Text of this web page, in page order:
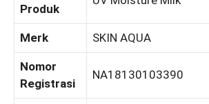
Produk
Merk SKIN AQUA
Nomor
Registrasi
NA18130103390